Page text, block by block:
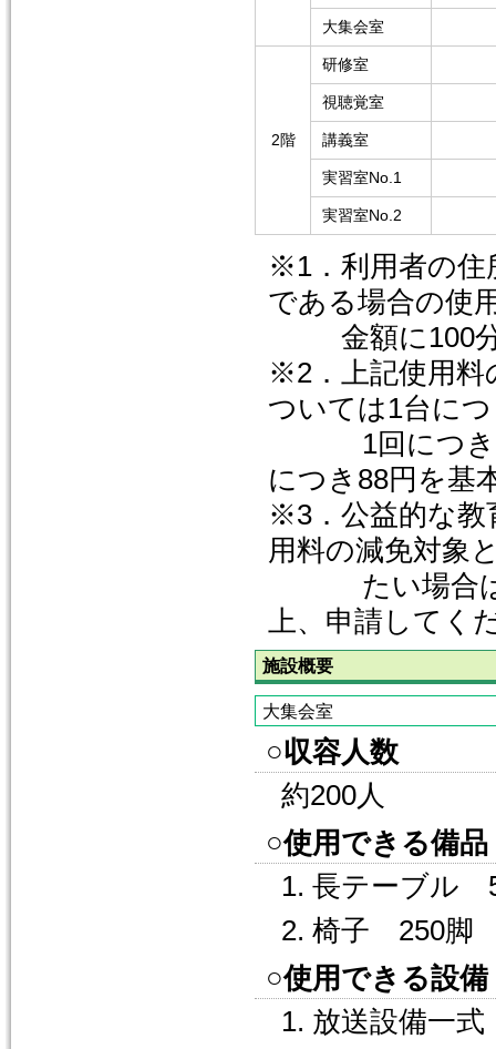
大集会室
2階
研修室
視聴覚室
講義室
実習室No.1
実習室No.2
※1．利用者の住
である場合の使
金額に100分
※2．上記使用料
ついては1台に
1回につき
につき88円を基
※3．公益的な教
用料の減免対象
たい場合は、
上、申請してく
施設概要
大集会室
○収容人数
約200人
○使用できる備品
1. 長テーブル
2. 椅子 250脚
○使用できる設備
1. 放送設備一式